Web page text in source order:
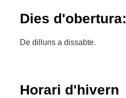
Dies d'obertura:
De dilluns a dissabte.
Horari d'hivern